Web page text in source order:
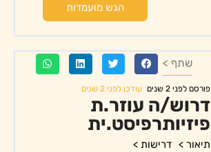
הגש מועמדות
שתף >
פורסם לפני 2 שנים עודכן לפני 2 שנים
דרוש/ה עוזר.ת
פיזיותרפיסט.ית
תיאור > דרישות >